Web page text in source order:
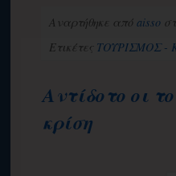
Αναρτήθηκε από aisso
Ετικέτες ΤΟΥΡΙΣΜΟΣ -
Αντίδοτο οι
κρίση